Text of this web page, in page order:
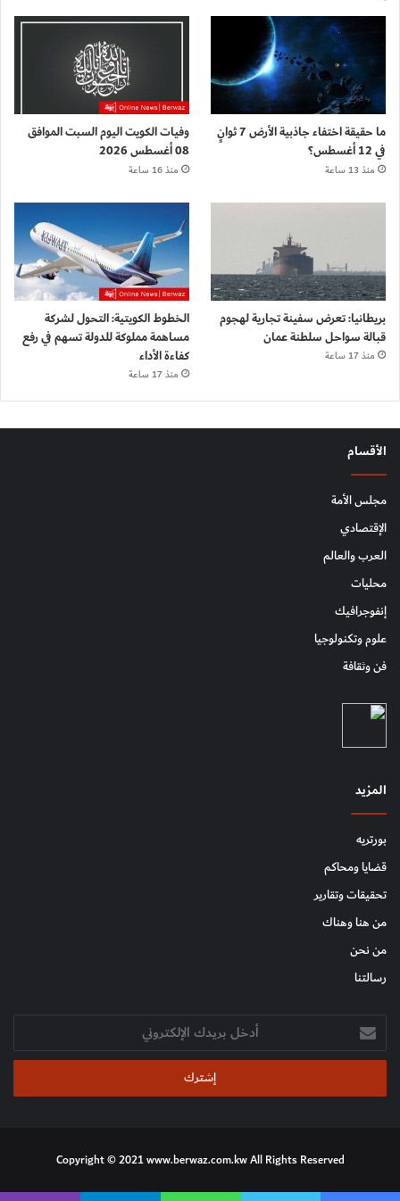
ما حقيقة اختفاء جاذبية الأرض 7 ثوانٍ
في 12 أغسطس؟
منذ 13 ساعة
وفيات الكويت اليوم السبت الموافق
08 أغسطس 2026
منذ 16 ساعة
بريطانيا: تعرض سفينة تجارية لهجوم
قبالة سواحل سلطنة عمان
منذ 17 ساعة
الخطوط الكويتية: التحول لشركة
مساهمة مملوكة للدولة تسهم في رفع
كفاءة الأداء
منذ 17 ساعة
الأقسام
مجلس الأمة
الإقتصادي
العرب والعالم
محليات
إنفوجرافيك
علوم وتكنولوجيا
فن وثقافة
المزيد
بورتريه
قضايا ومحاكم
تحقيقات وتقارير
من هنا وهناك
من نحن
رسالتنا
أدخل
بريدك
الإلكتروني
Copyright © 2021 www.berwaz.com.kw All Rights Reserved